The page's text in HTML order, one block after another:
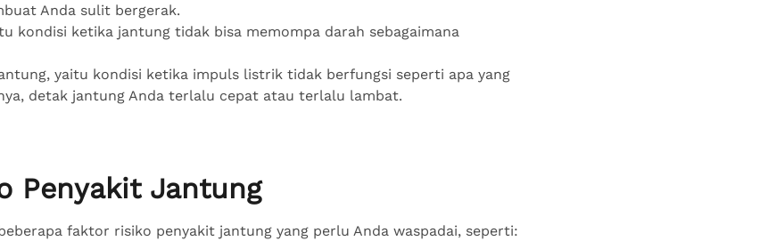
Anda sulit bergerak.
kondisi ketika jantung tidak bisa memompa darah sebagaimana
yaitu kondisi ketika impuls listrik tidak berfungsi seperti apa yang
detak jantung Anda terlalu cepat atau terlalu lambat.
Penyakit Jantung
faktor risiko penyakit jantung yang perlu Anda waspadai, seperti: